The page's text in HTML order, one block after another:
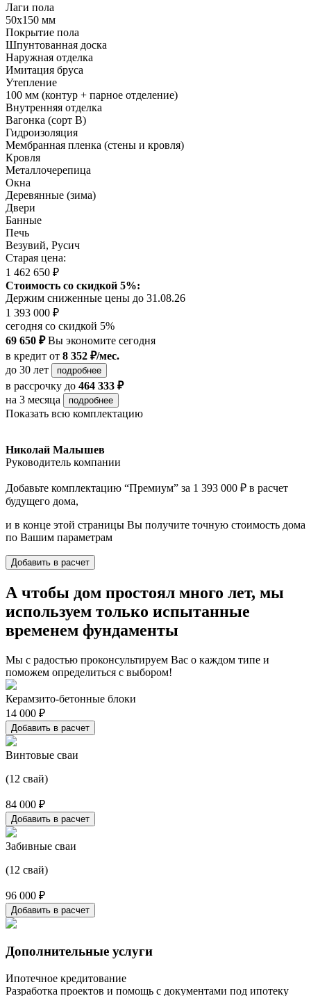
Лаги пола
50х150 мм
Покрытие пола
Шпунтованная доска
Наружная отделка
Имитация бруса
Утепление
100 мм (контур + парное отделение)
Внутренняя отделка
Вагонка (сорт B)
Гидроизоляция
Мембранная пленка (стены и кровля)
Кровля
Металлочерепица
Окна
Деревянные (зима)
Двери
Банные
Печь
Везувий, Русич
Старая цена:
1 462 650 ₽
Стоимость со скидкой 5%:
Держим сниженные цены до 31.08.26
1 393 000 ₽
сегодня со скидкой 5%
69 650 ₽Вы экономите сегодня
в кредит от 8 352 ₽/мес.
до 30 лет
подробнее
в рассрочку до 464 333 ₽
на 3 месяца
подробнее
Показать всю комплектацию
Николай Малышев
Руководитель компании
Добавьте комплектацию “Премиум” за 1 393 000 ₽ в расчет
будущего дома,
и в конце этой страницы Вы получите точную стоимость дома
по Вашим параметрам
Добавить в расчет
А чтобы дом простоял много лет, мы
используем только испытанные
временем фундаменты
Мы с радостью проконсультируем Вас о каждом типе и
поможем определиться с выбором!
Керамзито-бетонные блоки
14 000 ₽
Добавить в расчет
Винтовые сваи
(12 свай)
84 000 ₽
Добавить в расчет
Забивные сваи
(12 свай)
96 000 ₽
Добавить в расчет
Дополнительные услуги
Ипотечное кредитование
Разработка проектов и помощь с документами под ипотеку